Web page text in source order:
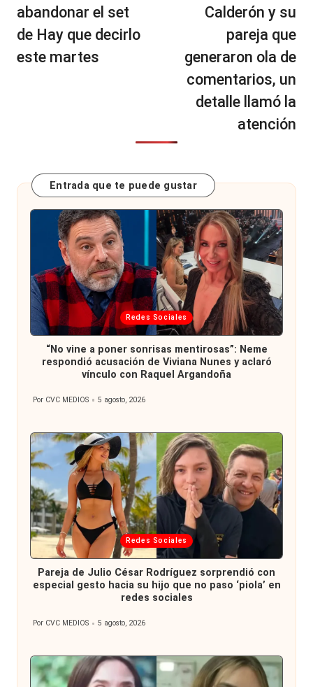
abandonar el set
de Hay que decirlo
este martes
Calderón y su
pareja que
generaron ola de
comentarios, un
detalle llamó la
atención
Entrada que te puede gustar
Publicada
en
Redes Sociales
“No vine a poner sonrisas mentirosas”: Neme
respondió acusación de Viviana Nunes y aclaró
vínculo con Raquel Argandoña
Publicado
Por CVC MEDIOS 5 agosto, 2026
Publicada
en
Redes Sociales
Pareja de Julio César Rodríguez sorprendió con
especial gesto hacia su hijo que no paso ‘piola’ en
redes sociales
Publicado
Por CVC MEDIOS 5 agosto, 2026